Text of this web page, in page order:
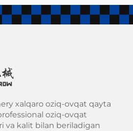
xalqaro oziq-ovqat qayta
oziq-ovqat
va kalit bilan beriladigan